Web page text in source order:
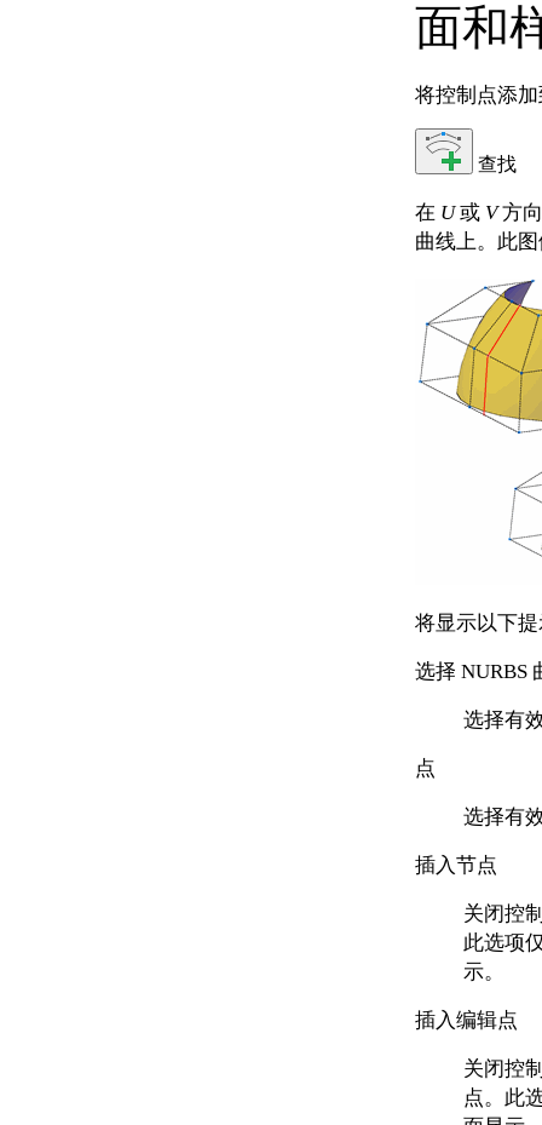
面和
将控制点添
查找
在 U或 V方
曲线上。此
将显示以下
选择 NURBS
选择有
点
选择有
插入节点
关闭控
此选项
示。
插入编辑点
关闭控
点。此